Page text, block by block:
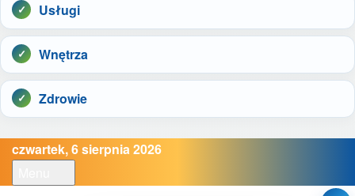
Usługi
Wnętrza
Zdrowie
czwartek, 6 sierpnia 2026